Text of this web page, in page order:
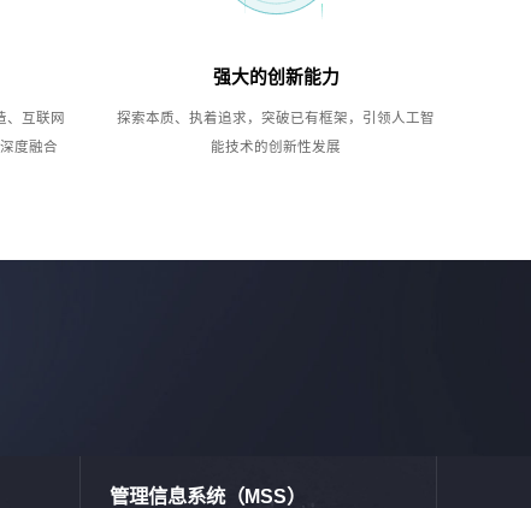
、互联网
度融合
强大的创新能力
探索本质、执着追求，突破已有框架，引领人工智
能技术的创新性发展
管理信息系统（MSS）